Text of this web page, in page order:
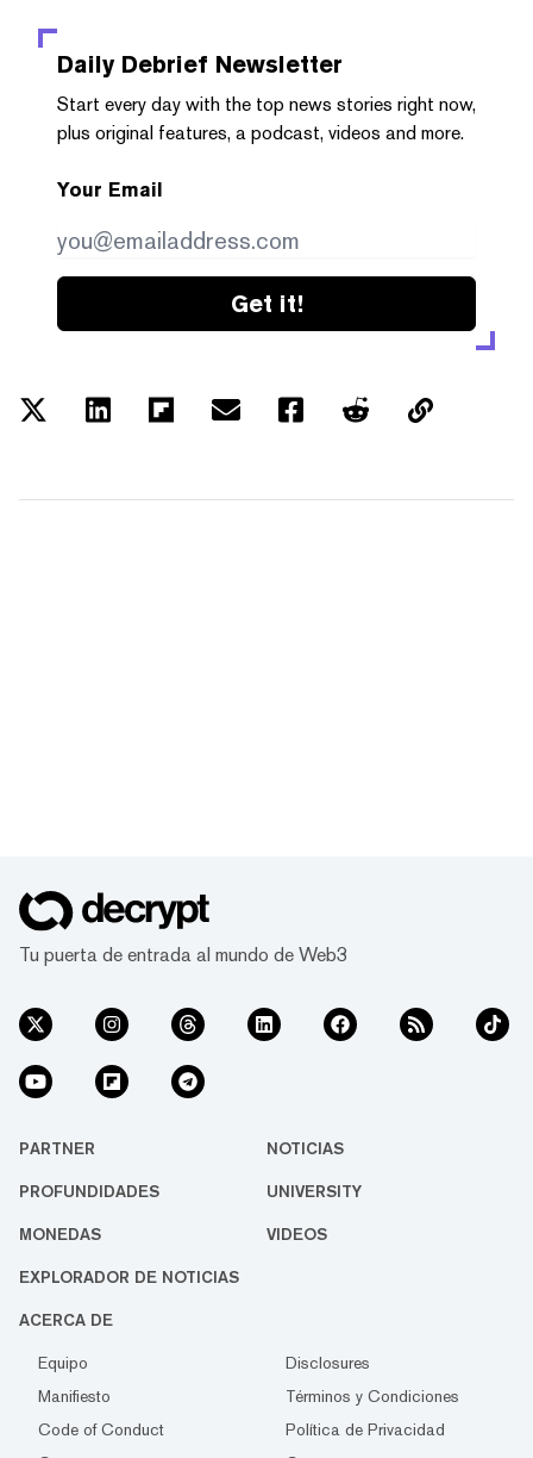
Daily Debrief Newsletter
Start every day with the top news stories right now,
plus original features, a podcast, videos and more.
Your Email
Get it!
Tu puerta de entrada al mundo de Web3
PARTNER NOTICIAS
PROFUNDIDADES UNIVERSITY
MONEDAS VIDEOS
EXPLORADOR DE NOTICIAS
ACERCA DE
Equipo
Disclosures
Manifiesto
Términos y Condiciones
Code of Conduct
Política de Privacidad